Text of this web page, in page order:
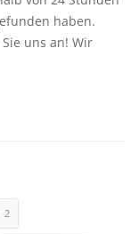
haben.
uns an! Wir
2